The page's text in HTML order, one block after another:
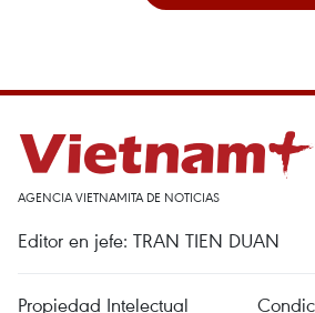
AGENCIA VIETNAMITA DE NOTICIAS
Editor en jefe: TRAN TIEN DUAN
Propiedad Intelectual